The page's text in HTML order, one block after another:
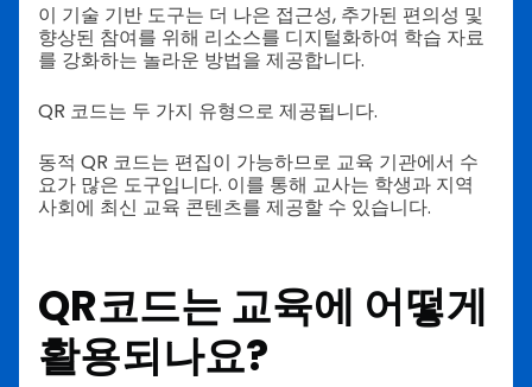
이 기술 기반 도구는 더 나은 접근성, 추가된 편의성 및
향상된 참여를 위해 리소스를 디지털화하여 학습 자료
를 강화하는 놀라운 방법을 제공합니다.
QR 코드는 두 가지 유형으로 제공됩니다.
동적 QR 코드는 편집이 가능하므로 교육 기관에서 수
요가 많은 도구입니다. 이를 통해 교사는 학생과 지역
사회에 최신 교육 콘텐츠를 제공할 수 있습니다.
QR코드는 교육에 어떻게
활용되나요?